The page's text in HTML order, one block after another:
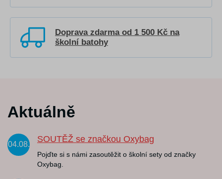
Doprava zdarma od 1 500 Kč na
školní batohy
Aktuálně
04.08.
SOUTĚŽ se značkou Oxybag
Pojďte si s námi zasoutěžit o školní sety od značky
Oxybag.